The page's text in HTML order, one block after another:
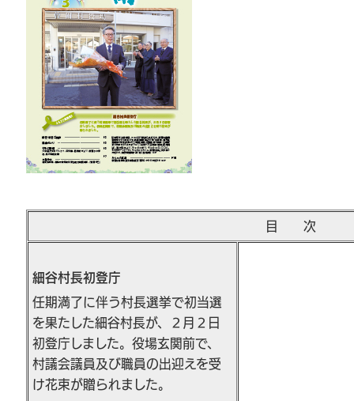
目 次
細谷村長初登庁
任期満了に伴う村長選挙で初当選
を果たした細谷村長が、２月２日
初登庁しました。役場玄関前で、
村議会議員及び職員の出迎えを受
け花束が贈られました。